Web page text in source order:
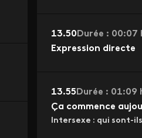
13.50 Durée : 00:07
Expression directe
13.55 Durée : 01:09
Ça commence
Intersexe : qui sont-